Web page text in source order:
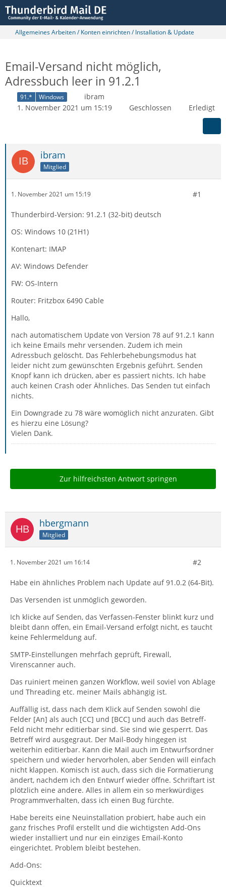
Allgemeines Arbeiten / Konten einrichten / Installation & Update
Email-Versand nicht möglich,
Adressbuch leer in 91.2.1
91.* Windows
ibram
1. November 2021 um 15:19
Geschlossen Erledigt
ibram
Mitglied
1. November 2021 um 15:19 #1
Thunderbird-Version: 91.2.1 (32-bit) deutsch
OS: Windows 10 (21H1)
Kontenart: IMAP
AV: Windows Defender
FW: OS-Intern
Router: Fritzbox 6490 Cable
Hallo,
nach automatischem Update von Version 78 auf 91.2.1 kann
ich keine Emails mehr versenden. Zudem ich mein
Adressbuch gelöscht. Das Fehlerbehebungsmodus hat
leider nicht zum gewünschten Ergebnis geführt. Senden
Knopf kann ich drücken, aber es passiert nichts. Ich habe
auch keinen Crash oder Ähnliches. Das Senden tut einfach
nichts.
Ein Downgrade zu 78 wäre womöglich nicht anzuraten. Gibt
es hierzu eine Lösung?
Vielen Dank.
Zur hilfreichsten Antwort springen
hbergmann
Mitglied
1. November 2021 um 16:14 #2
Habe ein ähnliches Problem nach Update auf 91.0.2 (64-Bit).
Das Versenden ist unmöglich geworden.
Ich klicke auf Senden, das Verfassen-Fenster blinkt kurz und
bleibt dann offen, ein Email-Versand erfolgt nicht, es taucht
keine Fehlermeldung auf.
SMTP-Einstellungen mehrfach geprüft, Firewall,
Virenscanner auch.
Das ruiniert meinen ganzen Workflow, weil soviel von Ablage
und Threading etc. meiner Mails abhängig ist.
Auffällig ist, dass nach dem Klick auf Senden sowohl die
Felder [An] als auch [CC] und [BCC] und auch das Betreff-
Feld nicht mehr editierbar sind. Sie sind wie gesperrt. Das
Betreff wird ausgegraut. Der Mail-Body hingegen ist
weiterhin editierbar. Kann die Mail auch im Entwurfsordner
speichern und wieder hervorholen, aber Senden will einfach
nicht klappen. Komisch ist auch, dass sich die Formatierung
ändert, nachdem ich den Entwurf wieder öffne. Schriftart ist
plötzlich eine andere. Alles in allem ein so merkwürdiges
Programmverhalten, dass ich einen Bug fürchte.
Habe bereits eine Neuinstallation probiert, habe auch ein
ganz frisches Profil erstellt und die wichtigsten Add-Ons
wieder installiert und nur ein einziges Email-Konto
eingerichtet. Problem bleibt bestehen.
Add-Ons:
Quicktext